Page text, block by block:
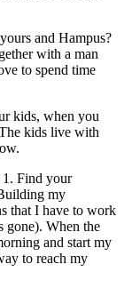
and Hampus?
with a man
to spend time
kids, when you
kids live with
1. Find your
my
that I have to work
gone). When the
and start my
to reach my